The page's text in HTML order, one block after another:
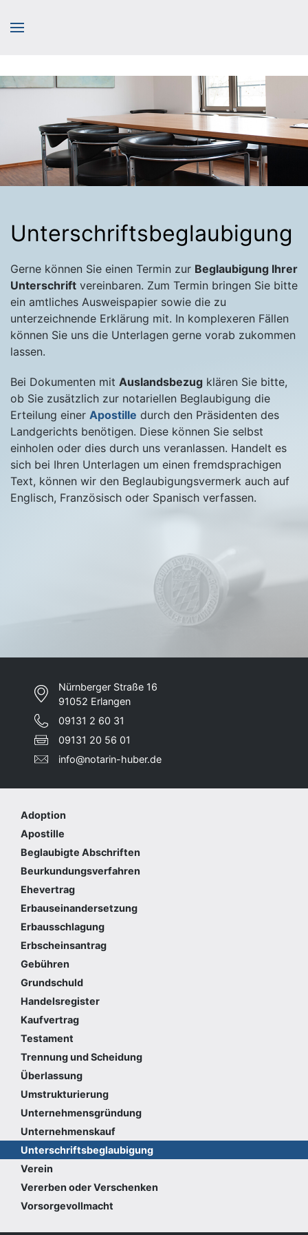
Unterschriftsbeglaubigung
Gerne können Sie einen Termin zur Beglaubigung Ihrer
Unterschrift vereinbaren. Zum Termin bringen Sie bitte
ein amtliches Ausweispapier sowie die zu
unterzeichnende Erklärung mit. In komplexeren Fällen
können Sie uns die Unterlagen gerne vorab zukommen
lassen.
Bei Dokumenten mit Auslandsbezug klären Sie bitte,
ob Sie zusätzlich zur notariellen Beglaubigung die
Erteilung einer Apostille durch den Präsidenten des
Landgerichts benötigen. Diese können Sie selbst
einholen oder dies durch uns veranlassen. Handelt es
sich bei Ihren Unterlagen um einen fremdsprachigen
Text, können wir den Beglaubigungsvermerk auch auf
Englisch, Französisch oder Spanisch verfassen.
Nürnberger Straße 16
91052 Erlangen
09131 2 60 31
09131 20 56 01
info@notarin-huber.de
Adoption
Apostille
Beglaubigte Abschriften
Beurkundungsverfahren
Ehevertrag
Erbauseinandersetzung
Erbausschlagung
Erbscheinsantrag
Gebühren
Grundschuld
Handelsregister
Kaufvertrag
Testament
Trennung und Scheidung
Überlassung
Umstrukturierung
Unternehmensgründung
Unternehmenskauf
Unterschriftsbeglaubigung
Verein
Vererben oder Verschenken
Vorsorgevollmacht